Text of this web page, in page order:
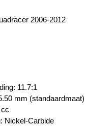
2006-2012
11.7:1
mm (standaardmaat)
Nickel-Carbide